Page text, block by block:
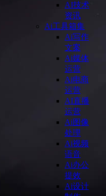
AI技术
资讯
Ai工具箱集
Ai写作
文案
Ai媒体
运营
Ai电商
运营
AI直播
运营
Ai图像
处理
Ai视频
语音
Ai办公
提效
Ai设计